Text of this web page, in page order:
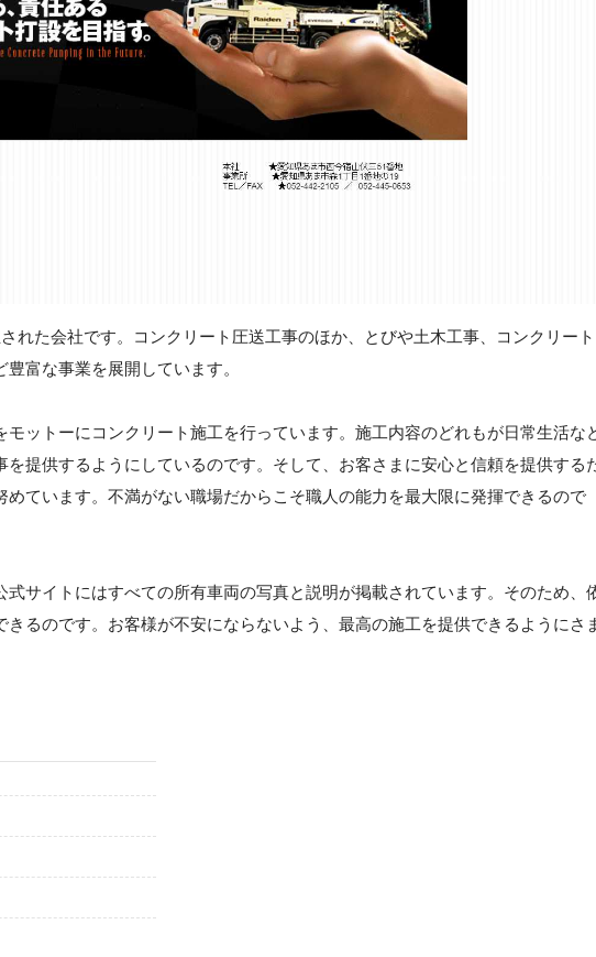
れた会社です。コンクリート圧送工事のほか、とびや土木工事、コンクリート
富な事業を展開しています。
モットーにコンクリート施工を行っています。施工内容のどれもが日常生活な
提供するようにしているのです。そして、お客さまに安心と信頼を提供する
ています。不満がない職場だからこそ職人の能力を最大限に発揮できるので
式サイトにはすべての所有車両の写真と説明が掲載されています。そのため、
るのです。お客様が不安にならないよう、最高の施工を提供できるようにさ